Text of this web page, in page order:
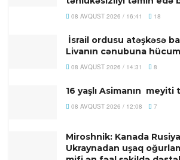
08 AVQUST 2026 / 16:41 18
İsrail ordusu atəşkəsə
Livanın cənubuna
08 AVQUST 2026 / 14:31 8
16 yaşlı Asimanın meyiti
08 AVQUST 2026 / 12:08 7
Miroshnik: Kanada
Ukraynadan uşaq